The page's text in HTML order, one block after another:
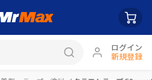
ログイン
新規登録